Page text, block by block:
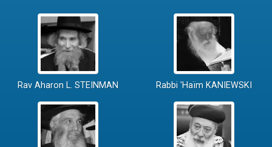
Rav Aharon L. STEINMAN Rabbi 'Haïm KANIEWSKI